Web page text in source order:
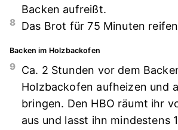
Backen aufreißt.
8 Das Brot für 75 Minuten
Backen im Holzbackofen
9 Ca. 2 Stunden vor dem
Holzbackofen aufheizen und
bringen. Den HBO räumt ihr
aus und lasst ihn mindestens